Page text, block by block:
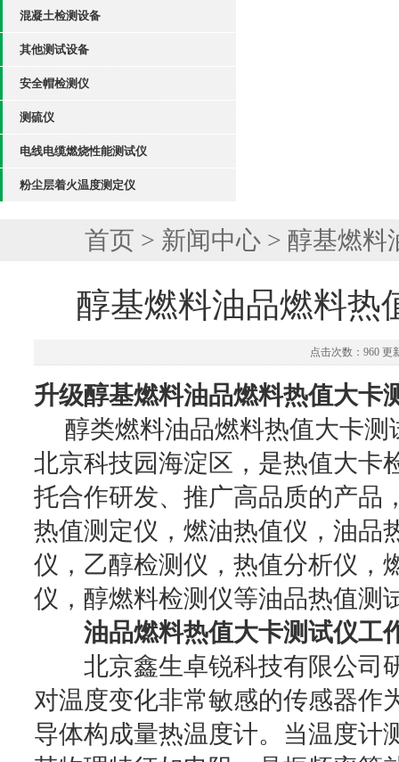
混凝土检测设备
其他测试设备
安全帽检测仪
测硫仪
电线电缆燃烧性能测试仪
粉尘层着火温度测定仪
首页 > 新闻中心 > 醇基燃料
醇基燃料油品燃料热
点击次数：960 更
升级醇基燃料油品燃料热值大卡
醇类燃料油品燃料热值大卡测
北京科技园海淀区，是热值大卡
托合作研发、推广高品质的产品
热值测定仪，燃油热值仪，油品
仪，乙醇检测仪，热值分析仪，
仪，醇燃料检测仪等油品热值测
油品燃料热值大卡测试仪工
北京鑫生卓锐科技有限公司
对温度变化非常敏感的传感器作
导体构成量热温度计。当温度计